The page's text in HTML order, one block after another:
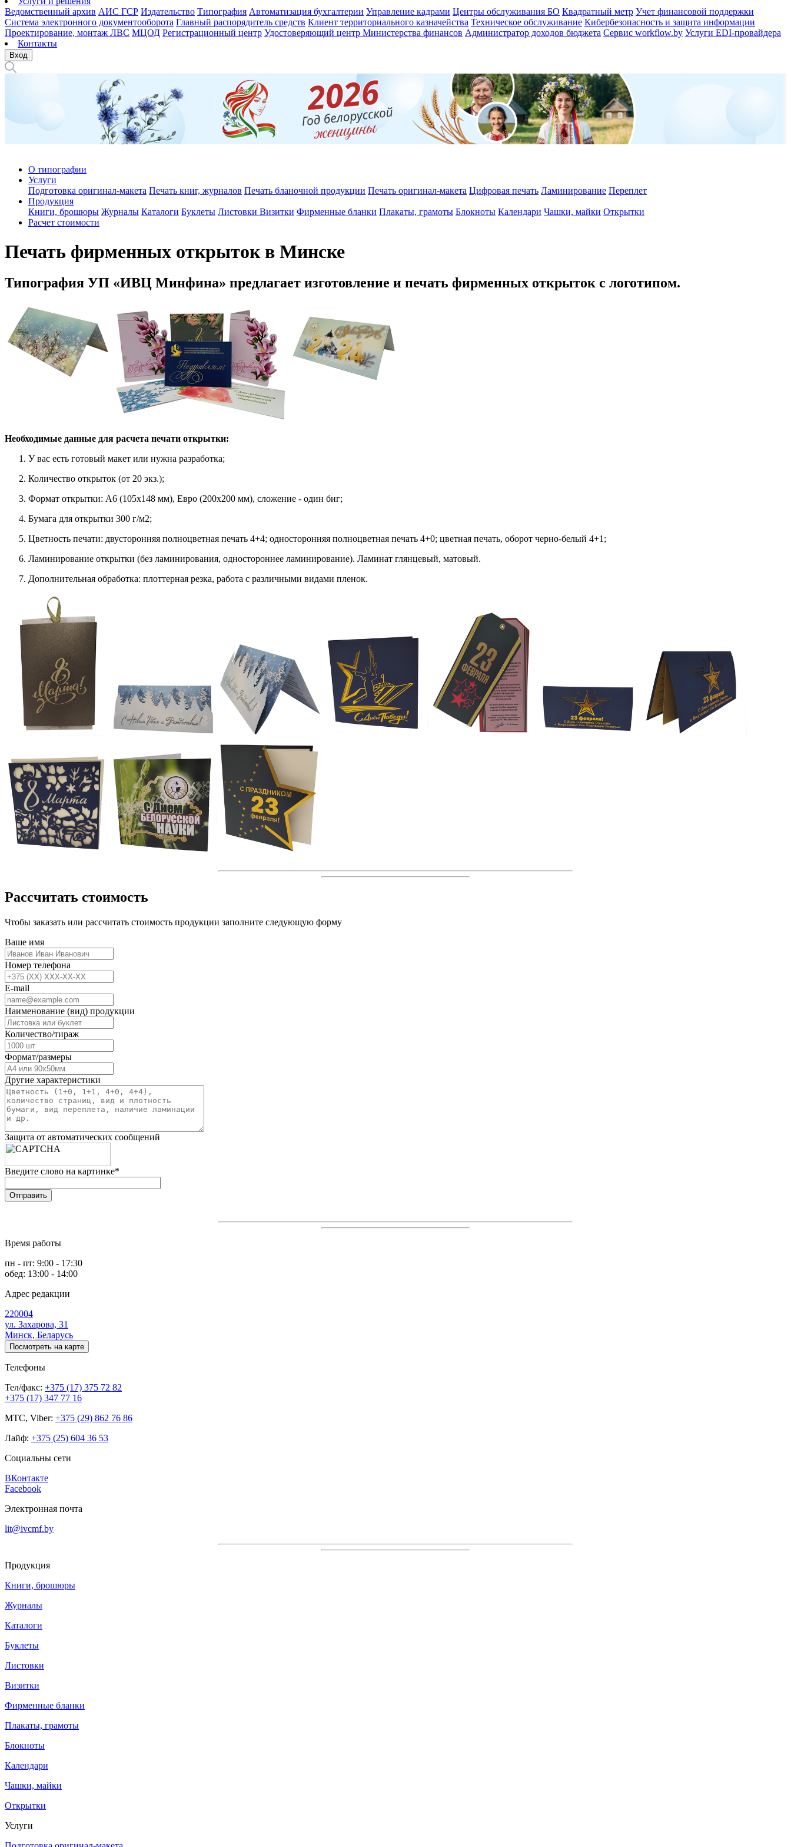
Ведомственный архив АИС ГСР Издательство Типография Автоматизация бухгалтерии Управление кадрами Центры обслуживания БО Квадратный метр Учет финансовой поддержки
Система электронного документооборота Главный распорядитель средств Клиент территориального казначейства Техническое обслуживание Кибербезопасность и защита информации
Проектирование, монтаж ЛВС МЦОД Регистрационный центр Удостоверяющий центр Министерства финансов Администратор доходов бюджета Сервис workflow.by Услуги EDI-провайдера
Контакты
Вход
О типографии
Услуги
Подготовка оригинал-макета Печать книг, журналов Печать бланочной продукции Печать оригинал-макета Цифровая печать Ламинирование Переплет
Продукция
Книги, брошюры Журналы Каталоги Буклеты Листовки Визитки Фирменные бланки Плакаты, грамоты Блокноты Календари Чашки, майки Открытки
Расчет стоимости
Печать фирменных открыток в Минске
Типография УП «ИВЦ Минфина» предлагает изготовление и печать фирменных открыток с логотипом.
Необходимые данные для расчета печати открытки:
У вас есть готовый макет или нужна разработка;
Количество открыток (от 20 экз.);
Формат открытки: A6 (105х148 мм), Евро (200х200 мм), сложение - один биг;
Бумага для открытки 300 г/м2;
Цветность печати: двусторонняя полноцветная печать 4+4; односторонняя полноцветная печать 4+0; цветная печать, оборот черно-белый 4+1;
Ламинирование открытки (без ламинирования, одностороннее ламинирование). Ламинат глянцевый, матовый.
Дополнительная обработка: плоттерная резка, работа с различными видами пленок.
Рассчитать стоимость
Чтобы заказать или рассчитать стоимость продукции заполните следующую форму
Ваше имя
Номер телефона
E-mail
Наименование (вид) продукции
Количество/тираж
Формат/размеры
Другие характеристики
Защита от автоматических сообщений
Введите слово на картинке*
Время работы
пн - пт: 9:00 - 17:30
обед: 13:00 - 14:00
Адрес редакции
220004
ул. Захарова, 31
Минск, Беларусь
Посмотреть на карте
Телефоны
Тел/факс: +375 (17) 375 72 82
+375 (17) 347 77 16
МТС, Viber: +375 (29) 862 76 86
Лайф: +375 (25) 604 36 53
Социальны сети
ВКонтакте
Facebook
Электронная почта
lit@ivcmf.by
Продукция
Книги, брошюры
Журналы
Каталоги
Буклеты
Листовки
Визитки
Фирменные бланки
Плакаты, грамоты
Блокноты
Календари
Чашки, майки
Открытки
Услуги